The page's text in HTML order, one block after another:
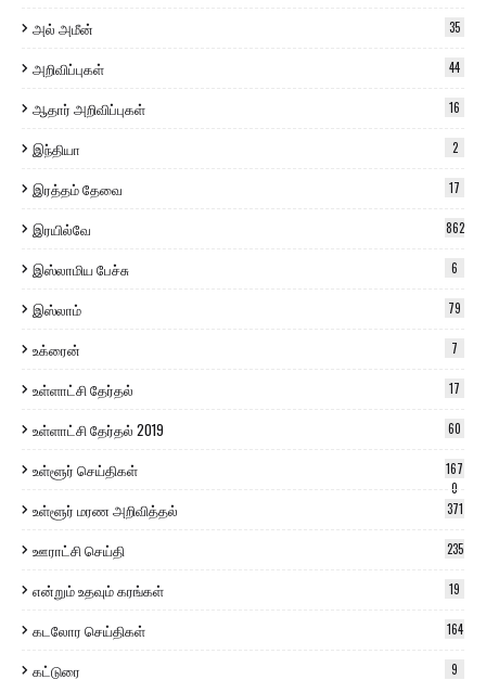
அல் அமீன் 35
அறிவிப்புகள் 44
ஆதார் அறிவிப்புகள் 16
இந்தியா 2
இரத்தம் தேவை 17
இரயில்வே 862
இஸ்லாமிய பேச்சு 6
இஸ்லாம் 79
உக்ரைன் 7
உள்ளாட்சி தேர்தல் 17
உள்ளாட்சி தேர்தல் 2019 60
உள்ளூர் செய்திகள்
167
0
உள்ளூர் மரண அறிவித்தல் 371
ஊராட்சி செய்தி 235
என்றும் உதவும் கரங்கள் 19
கடலோர செய்திகள் 164
கட்டுரை 9